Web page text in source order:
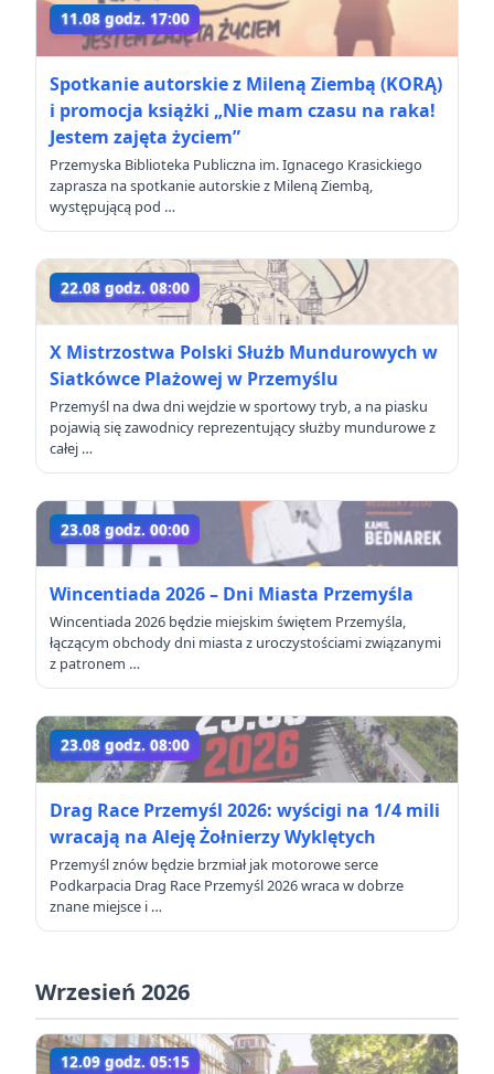
11.08 godz. 17:00
Spotkanie autorskie z Mileną Ziembą (KORĄ)
i promocja książki „Nie mam czasu na raka!
Jestem zajęta życiem”
Przemyska Biblioteka Publiczna im. Ignacego Krasickiego
zaprasza na spotkanie autorskie z Mileną Ziembą,
występującą pod …
22.08 godz. 08:00
X Mistrzostwa Polski Służb Mundurowych w
Siatkówce Plażowej w Przemyślu
Przemyśl na dwa dni wejdzie w sportowy tryb, a na piasku
pojawią się zawodnicy reprezentujący służby mundurowe z
całej …
23.08 godz. 00:00
Wincentiada 2026 – Dni Miasta Przemyśla
Wincentiada 2026 będzie miejskim świętem Przemyśla,
łączącym obchody dni miasta z uroczystościami związanymi
z patronem …
23.08 godz. 08:00
Drag Race Przemyśl 2026: wyścigi na 1/4 mili
wracają na Aleję Żołnierzy Wyklętych
Przemyśl znów będzie brzmiał jak motorowe serce
Podkarpacia Drag Race Przemyśl 2026 wraca w dobrze
znane miejsce i …
Wrzesień 2026
12.09 godz. 05:15